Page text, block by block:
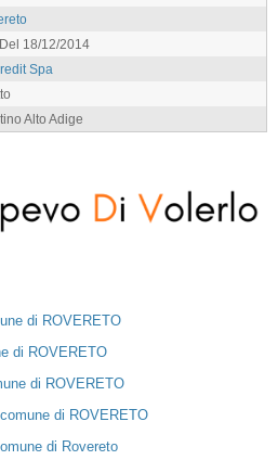
18/12/2014
Spa
Alto Adige
di ROVERETO
di ROVERETO
di ROVERETO
di ROVERETO
di Rovereto